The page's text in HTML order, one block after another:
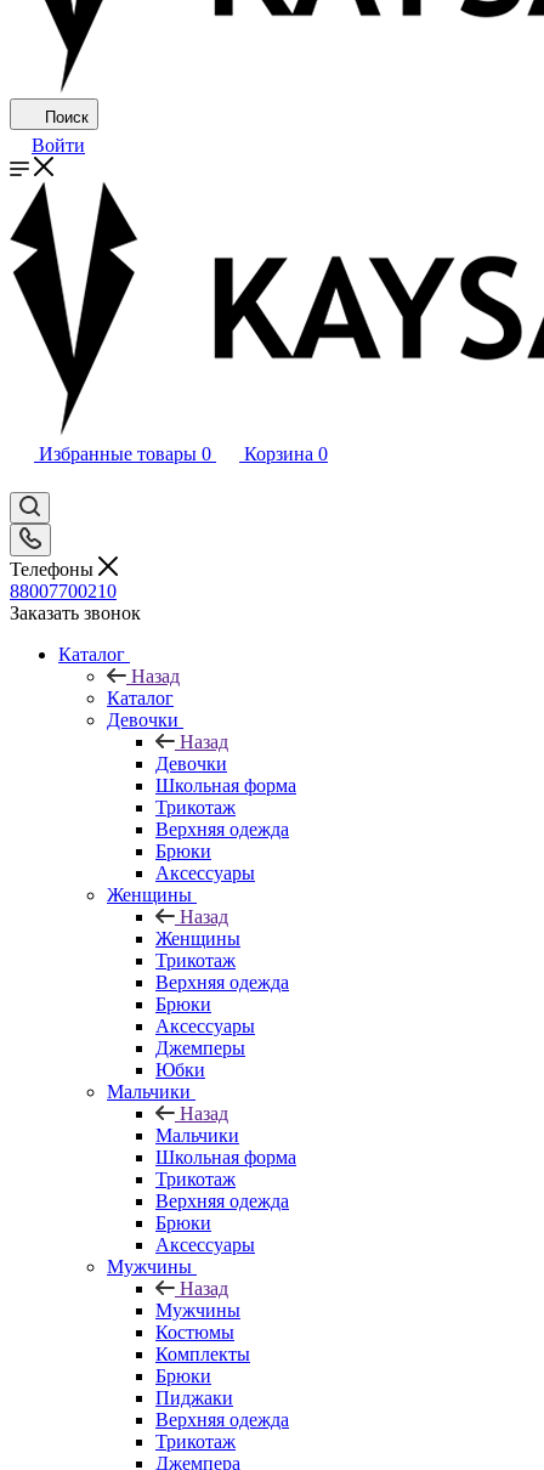
Поиск
Войти
Избранные товары 0 Корзина 0
Телефоны
88007700210
Заказать звонок
Каталог
Назад
Каталог
Девочки
Назад
Девочки
Школьная форма
Трикотаж
Верхняя одежда
Брюки
Аксессуары
Женщины
Назад
Женщины
Трикотаж
Верхняя одежда
Брюки
Аксессуары
Джемперы
Юбки
Мальчики
Назад
Мальчики
Школьная форма
Трикотаж
Верхняя одежда
Брюки
Аксессуары
Мужчины
Назад
Мужчины
Костюмы
Комплекты
Брюки
Пиджаки
Верхняя одежда
Трикотаж
Джемпера